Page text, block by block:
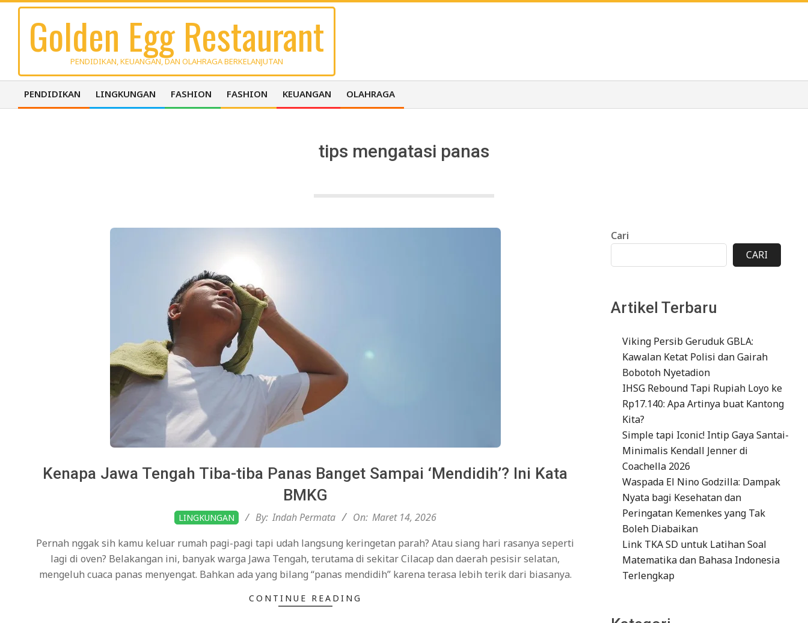
Skip
contentGolden Egg Restaurant
PENDIDIKAN, KEUANGAN, DAN OLAHRAGA BERKELANJUTAN
Primary
PENDIDIKAN LINGKUNGAN FASHION FASHION KEUANGAN OLAHRAGA
tips mengatasi panas
Kenapa Jawa Tengah Tiba-tiba Panas Banget Sampai ‘Mendidih’? Ini Kata
BMKG
14
LINGKUNGAN By: Indah Permata On: Maret 14, 2026
Pernah nggak sih kamu keluar rumah pagi-pagi tapi udah langsung keringetan parah? Atau siang hari rasanya seperti
lagi di oven? Belakangan ini, banyak warga Jawa Tengah, terutama di sekitar Cilacap dan daerah pesisir selatan,
mengeluh cuaca panas menyengat. Bahkan ada yang bilang “panas mendidih” karena terasa lebih terik dari biasanya.
CONTINUE READING
Cari
CARI
Artikel Terbaru
Viking Persib Geruduk GBLA:
Kawalan Ketat Polisi dan Gairah
Bobotoh Nyetadion
IHSG Rebound Tapi Rupiah Loyo ke
Rp17.140: Apa Artinya buat Kantong
Kita?
Simple tapi Iconic! Intip Gaya Santai-
Minimalis Kendall Jenner di
Coachella 2026
Waspada El Nino Godzilla: Dampak
Nyata bagi Kesehatan dan
Peringatan Kemenkes yang Tak
Boleh Diabaikan
Link TKA SD untuk Latihan Soal
Matematika dan Bahasa Indonesia
Terlengkap